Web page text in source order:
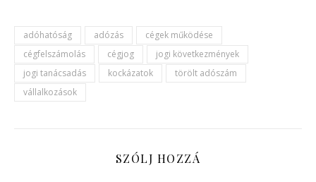
adóhatóság adózás
cégek működése
cégfelszámolás
cégjog
jogi következmények
jogi tanácsadás
kockázatok
törölt adószám
vállalkozások
SZÓLJ HOZZÁ